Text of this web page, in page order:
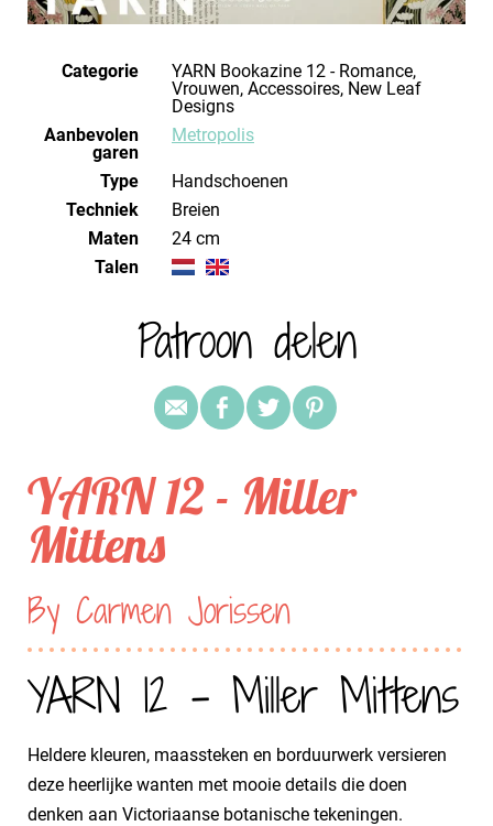
Categorie
YARN Bookazine 12 - Romance,
Vrouwen, Accessoires, New Leaf
Designs
Aanbevolen
garen
Metropolis
Type
Handschoenen
Techniek
breien
Maten
24 cm
Talen
Patroon delen
YARN 12 - Miller
Mittens
By Carmen Jorissen
YARN 12 - Miller Mittens
Heldere kleuren, maassteken en borduurwerk versieren
deze heerlijke wanten met mooie details die doen
denken aan Victoriaanse botanische tekeningen.